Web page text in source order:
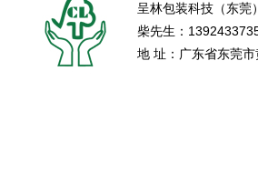
呈林包装科技（东
柴先生：
地 址：广东省东莞